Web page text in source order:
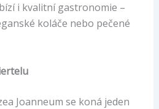
i kvalitní gastronomie –
koláče nebo pečené
Joanneum se koná jeden